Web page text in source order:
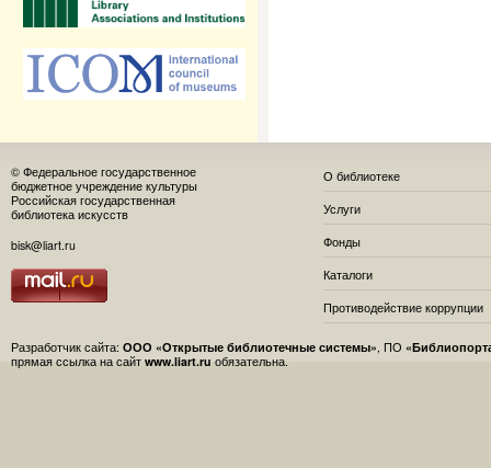
© Федеральное государственное
бюджетное учреждение культуры
Российская государственная
библиотека искусств
bisk@liart.ru
О библиотеке
Услуги
Фонды
Каталоги
Противодействие коррупции
Разработчик сайта: ООО «Открытые библиотечные системы» , ПО
прямая ссылка на сайт www.liart.ru обязательна.